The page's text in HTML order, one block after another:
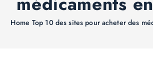
Home Top 10 des sites pour acheter des